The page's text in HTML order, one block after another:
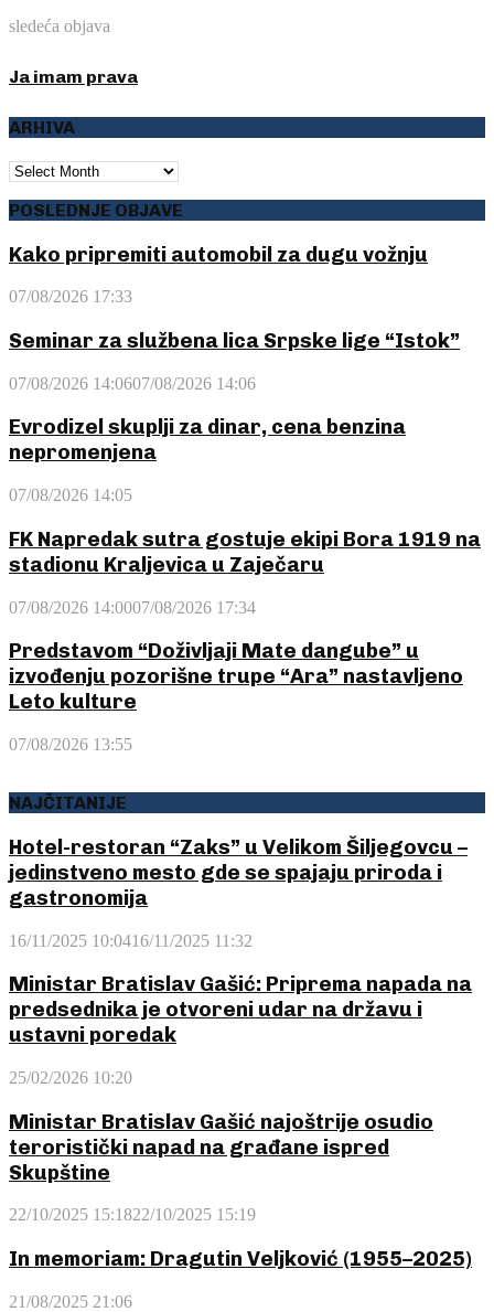
sledeća objava
Ja imam prava
ARHIVA
ARHIVA
POSLEDNJE OBJAVE
Kako pripremiti automobil za dugu vožnju
07/08/2026 17:33
Seminar za službena lica Srpske lige “Istok”
07/08/2026 14:0607/08/2026 14:06
Evrodizel skuplji za dinar, cena benzina
nepromenjena
07/08/2026 14:05
FK Napredak sutra gostuje ekipi Bora 1919 na
stadionu Kraljevica u Zaječaru
07/08/2026 14:0007/08/2026 17:34
Predstavom “Doživljaji Mate dangube” u
izvođenju pozorišne trupe “Ara” nastavljeno
Leto kulture
07/08/2026 13:55
NAJČITANIJE
Hotel-restoran “Zaks” u Velikom Šiljegovcu –
jedinstveno mesto gde se spajaju priroda i
gastronomija
16/11/2025 10:0416/11/2025 11:32
Ministar Bratislav Gašić: Priprema napada na
predsednika je otvoreni udar na državu i
ustavni poredak
25/02/2026 10:20
Ministar Bratislav Gašić najoštrije osudio
teroristički napad na građane ispred
Skupštine
22/10/2025 15:1822/10/2025 15:19
In memoriam: Dragutin Veljković (1955–2025)
21/08/2025 21:06